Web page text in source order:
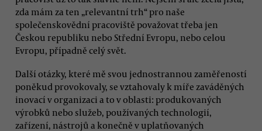
zda mám za ten „relevantní trh“ pro naše
společenskovědní pracoviště považovat třeba jen
Českou republiku nebo Střední Evropu, nebo celou
Evropu, případně celý svět.
Další otázky, které mě svou jednostrannou zaměřeností
poněkud provokovaly, se vztahovaly k míře zaváděných
inovací v organizaci a to v oblasti: produkovaných
výrobků nebo služeb, používaných technologií,
zařízení, nástrojů a konečně v uplatňovaných